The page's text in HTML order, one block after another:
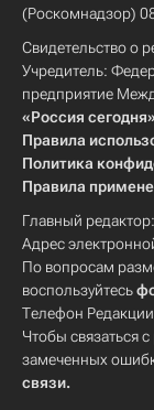
(Роскомнадзор)
Свидетельство о
Учредитель:
предприятие
«Россия сегодня»
Правила
Политика
Правила
Главный редактор:
Адрес
По вопросам
воспользуйтесь
Телефон
Чтобы связаться
замеченных
связи.